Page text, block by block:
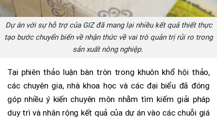
Dự án với sự hỗ trợ của GIZ đã mang lại nhiều kết quả thiết thực
tạo bước chuyển biến về nhận thức về vai trò quản trị rủi ro trong
sản xuất nông nghiệp.
Tại phiên thảo luận bàn tròn trong khuôn khổ hội thảo,
các chuyên gia, nhà khoa học và các đại biểu đã đóng
góp nhiều ý kiến chuyên môn nhằm tìm kiếm giải pháp
duy trì và nhân rộng kết quả của dự án vào các chuỗi giá